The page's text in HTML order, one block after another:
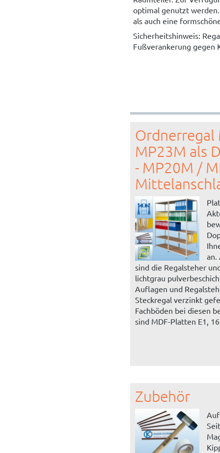
optimal genutzt
als auch eine
Sicherheitshinweis:
Fußverankerung gegen
Ordnerregal
MP23M als
- MP20M /
an.
sind die Regalsteher
lichtgrau
Auflagen und
Steckregal verzinkt
Fachböden bei diesen
sind MDF-Platten E1,
Zubehör